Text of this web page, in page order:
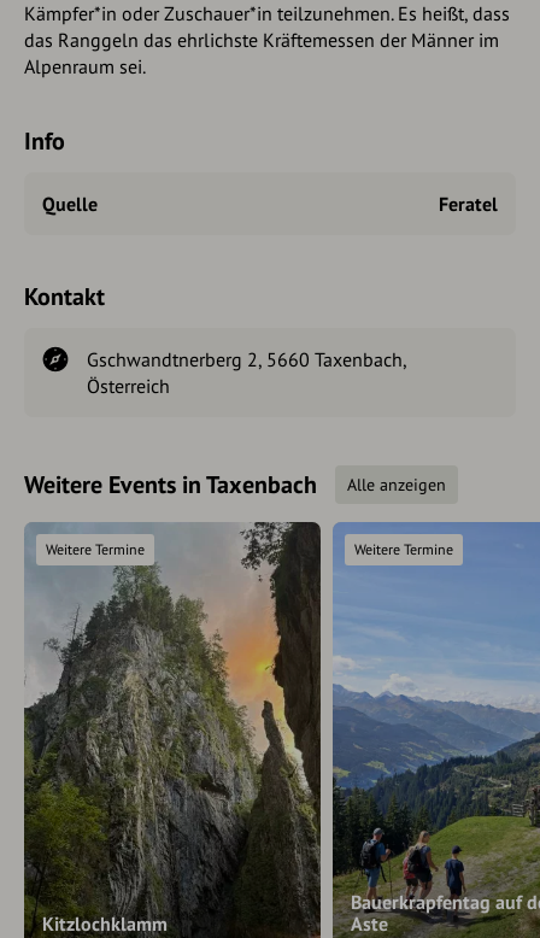
Kämpfer*in oder Zuschauer*in teilzunehmen. Es heißt, dass
das Ranggeln das ehrlichste Kräftemessen der Männer im
Alpenraum sei.
Info
Quelle Feratel
Kontakt
Gschwandtnerberg 2, 5660 Taxenbach,
Österreich
Weitere Events in Taxenbach Alle anzeigen
Kitzlochklamm
Weitere Termine
Bauerkrapfentag auf
Aste
Weitere Termine